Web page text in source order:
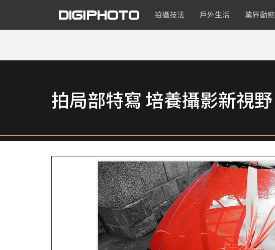
拍攝技法 戶外生活 業界動態
拍局部特寫 培養攝影新視野